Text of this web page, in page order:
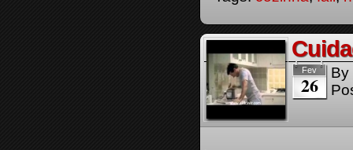
Fev
26
By